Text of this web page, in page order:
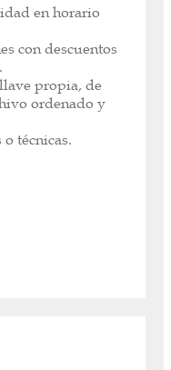
en horario
con descuentos
propia, de
ordenado y
técnicas.
Públicos y
etc.
y al momento.
privacidad y
oficiales a
o Jurada.